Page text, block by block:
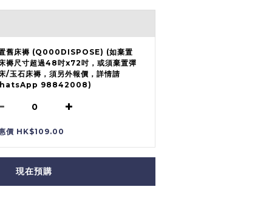
舊床褥 (Q000DISPOSE) (如棄置
褥尺寸超過48吋x72吋，或須棄置彈
/玉石床褥，須另外報價，詳情請
98842008)
價 HK$109.00
現在預購